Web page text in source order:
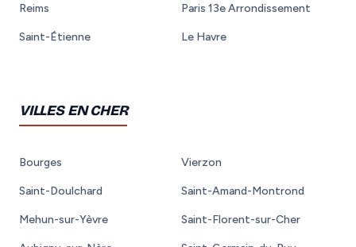
Reims Paris 13e Arrondissement
Saint-Étienne Le Havre
VILLES EN CHER
Bourges Vierzon
Saint-Doulchard Saint-Amand-Montrond
Mehun-sur-Yèvre Saint-Florent-sur-Cher